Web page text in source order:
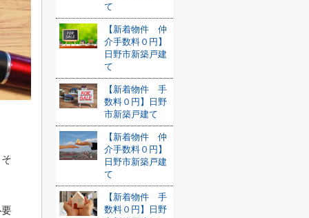
て
【新着物件 仲
介手数料０円】
日野市新築戸建
て
【新着物件 手
数料０円】日野
市新築戸建て
【新着物件 仲
介手数料０円】
日野市新築戸建
て
【新着物件 手
数料０円】日野